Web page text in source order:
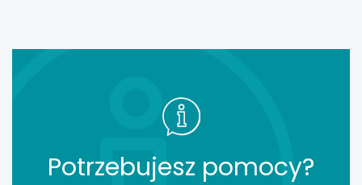
Potrzebujesz pomocy?